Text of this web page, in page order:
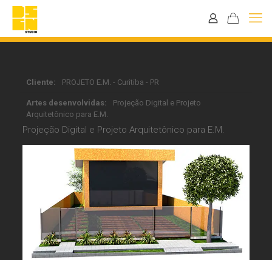
Cliente: PROJETO E.M. - Curitiba - PR
Artes desenvolvidas:
Projeção Digital e Projeto
Arquitetônico para E.M.
Projeção Digital e Projeto Arquitetônico para E.M.